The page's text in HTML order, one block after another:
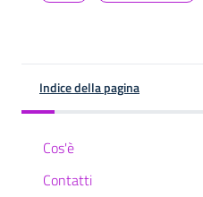
Indice della pagina
Cos'è
Contatti